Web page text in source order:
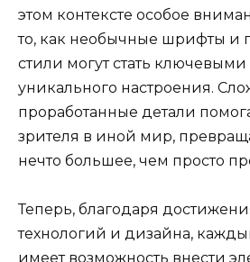
этом контексте особое
то, как необычные шрифты и
стили могут стать
уникального настроения.
проработанные детали
зрителя в иной мир,
нечто большее, чем просто
Теперь, благодаря
технологий и дизайна,
имеет возможность внести